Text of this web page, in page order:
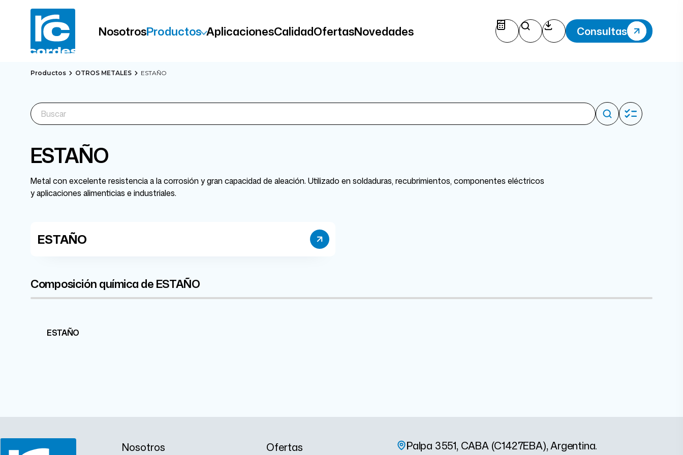
NosotrosProductos AplicacionesCalidadOfertasNovedades Consultas
Productos OTROS METALES ESTAÑO
ESTAÑO
Metal con excelente resistencia a la corrosión y gran capacidad de aleación. Utilizado en soldaduras, recubrimientos, componentes eléctricos
y aplicaciones alimenticias e industriales.
ESTAÑO
Composición química de ESTAÑO
ESTAÑO
Nosotros Ofertas Palpa 3551, CABA (C1427EBA), Argentina.